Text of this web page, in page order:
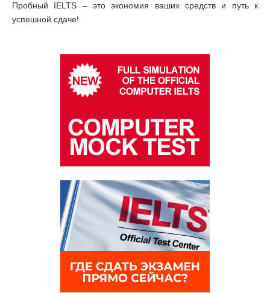
Пробный IELTS – это экономия ваших средств и путь к
успешной сдаче!